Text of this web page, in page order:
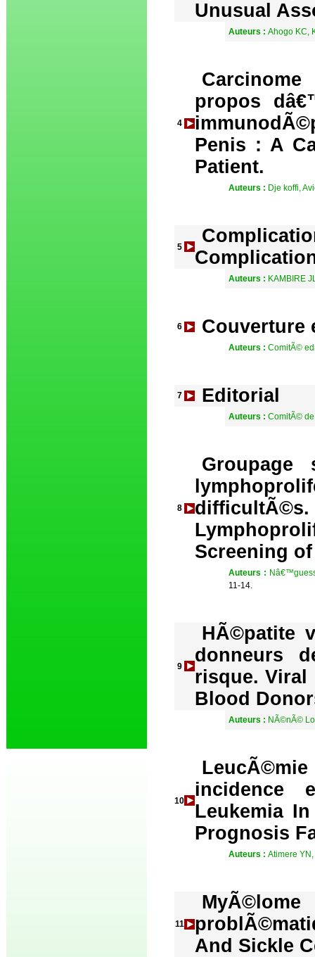
Unusual
Auteurs : Ahogo KC,
4
propos
Penis : A
Patient.
Auteurs : Dje koffi,
5
Auteurs : KAMBIRE
6 Couverture
Auteurs : ComitÃ©
7 Editorial
Auteurs : ComitÃ©
8
Groupage
Screening
Auteurs :
11-14.
9
HÃ©patite
donneurs
risque. Viral
Blood
Auteurs : NÃ©nÃ©
10
incidence
Leukemia
Prognosis
Auteurs : Atimere
11
And Sickle